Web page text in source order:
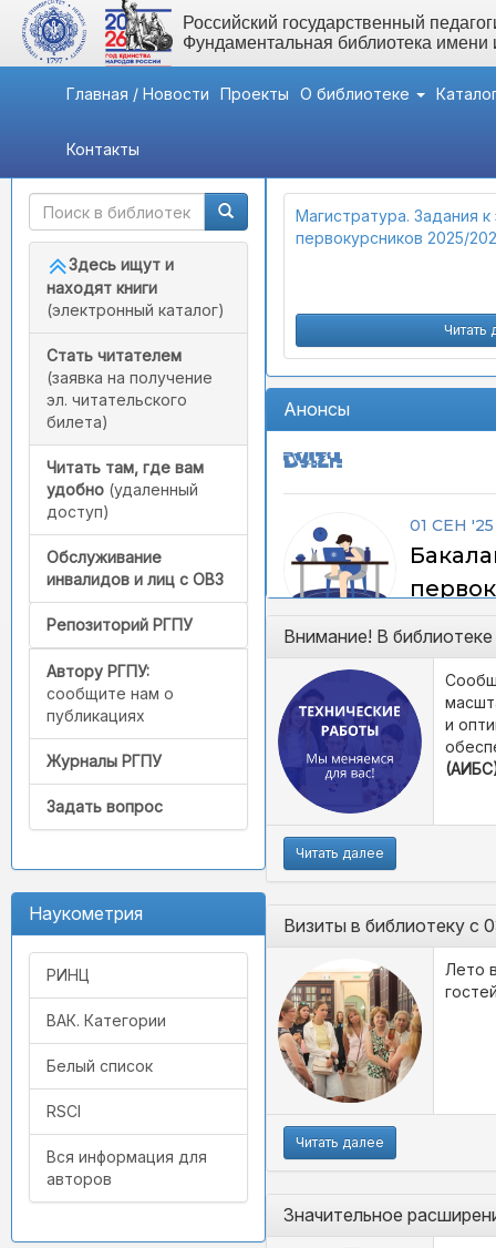
Российский государственный
Фундаментальная библиотека
Главная / Новости Проекты О библиотеке
Контакты
Быстрый доступ
Здесь ищут и
находят книги
(электронный каталог)
Стать читателем
(заявка на получение
эл. читательского
билета)
Читать там, где вам
удобно (удаленный
доступ)
Обслуживание
инвалидов и лиц с ОВЗ
Репозиторий РГПУ
Автору РГПУ:
сообщите нам о
публикациях
Журналы РГПУ
Задать вопрос
Наукометрия
РИНЦ
ВАК. Категории
Белый список
RSCI
Вся информация для
авторов
Магистратура. Задания
первокурсников 2025/
Читать
Анонсы
Внимание! В
и
Читать далее
Визиты в библиотеку с
Лето
Читать далее
Значительное